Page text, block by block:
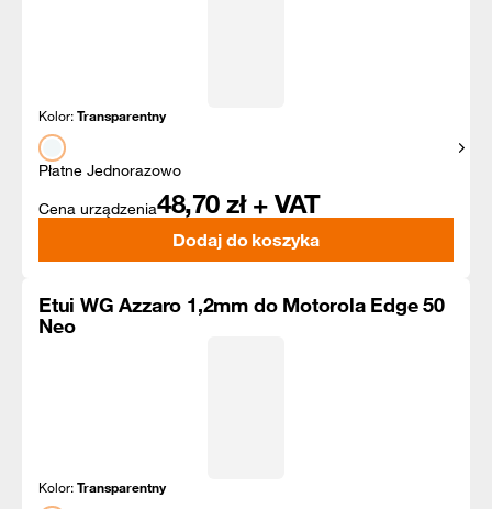
Kolor:Transparentny
Płatne Jednorazowo
Cena urządzenia48,70 zł + VAT
Dodaj do koszyka
Etui WG Azzaro 1,2mm do Motorola Edge 50
Neo
Kolor:Transparentny